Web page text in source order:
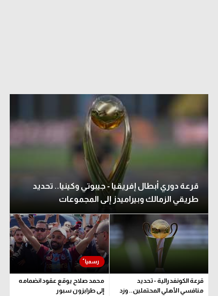
قرعة دوري أبطال إفريقيا - جيبوتي وكينيا.. تحديد
طريقي الزمالك وبيراميدز إلى المجموعات
قرعة الكونفدرالية - تحديد
منافسي الأهلي المحتملين.. وزد
محمد صلاح يوقع عقود انضمامه
إلى طرابزون سبور